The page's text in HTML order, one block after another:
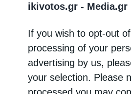
ikivotos.gr - Media.gr
If you wish to opt-out
processing of your
advertising by us,
your selection. Please
απόgenneleni 13 Μαΐου 2026
Η Αγία Γλυκερία
μ.Χ. αι., όταν
Ευσεβής (138 –
Μακάριος και είχε